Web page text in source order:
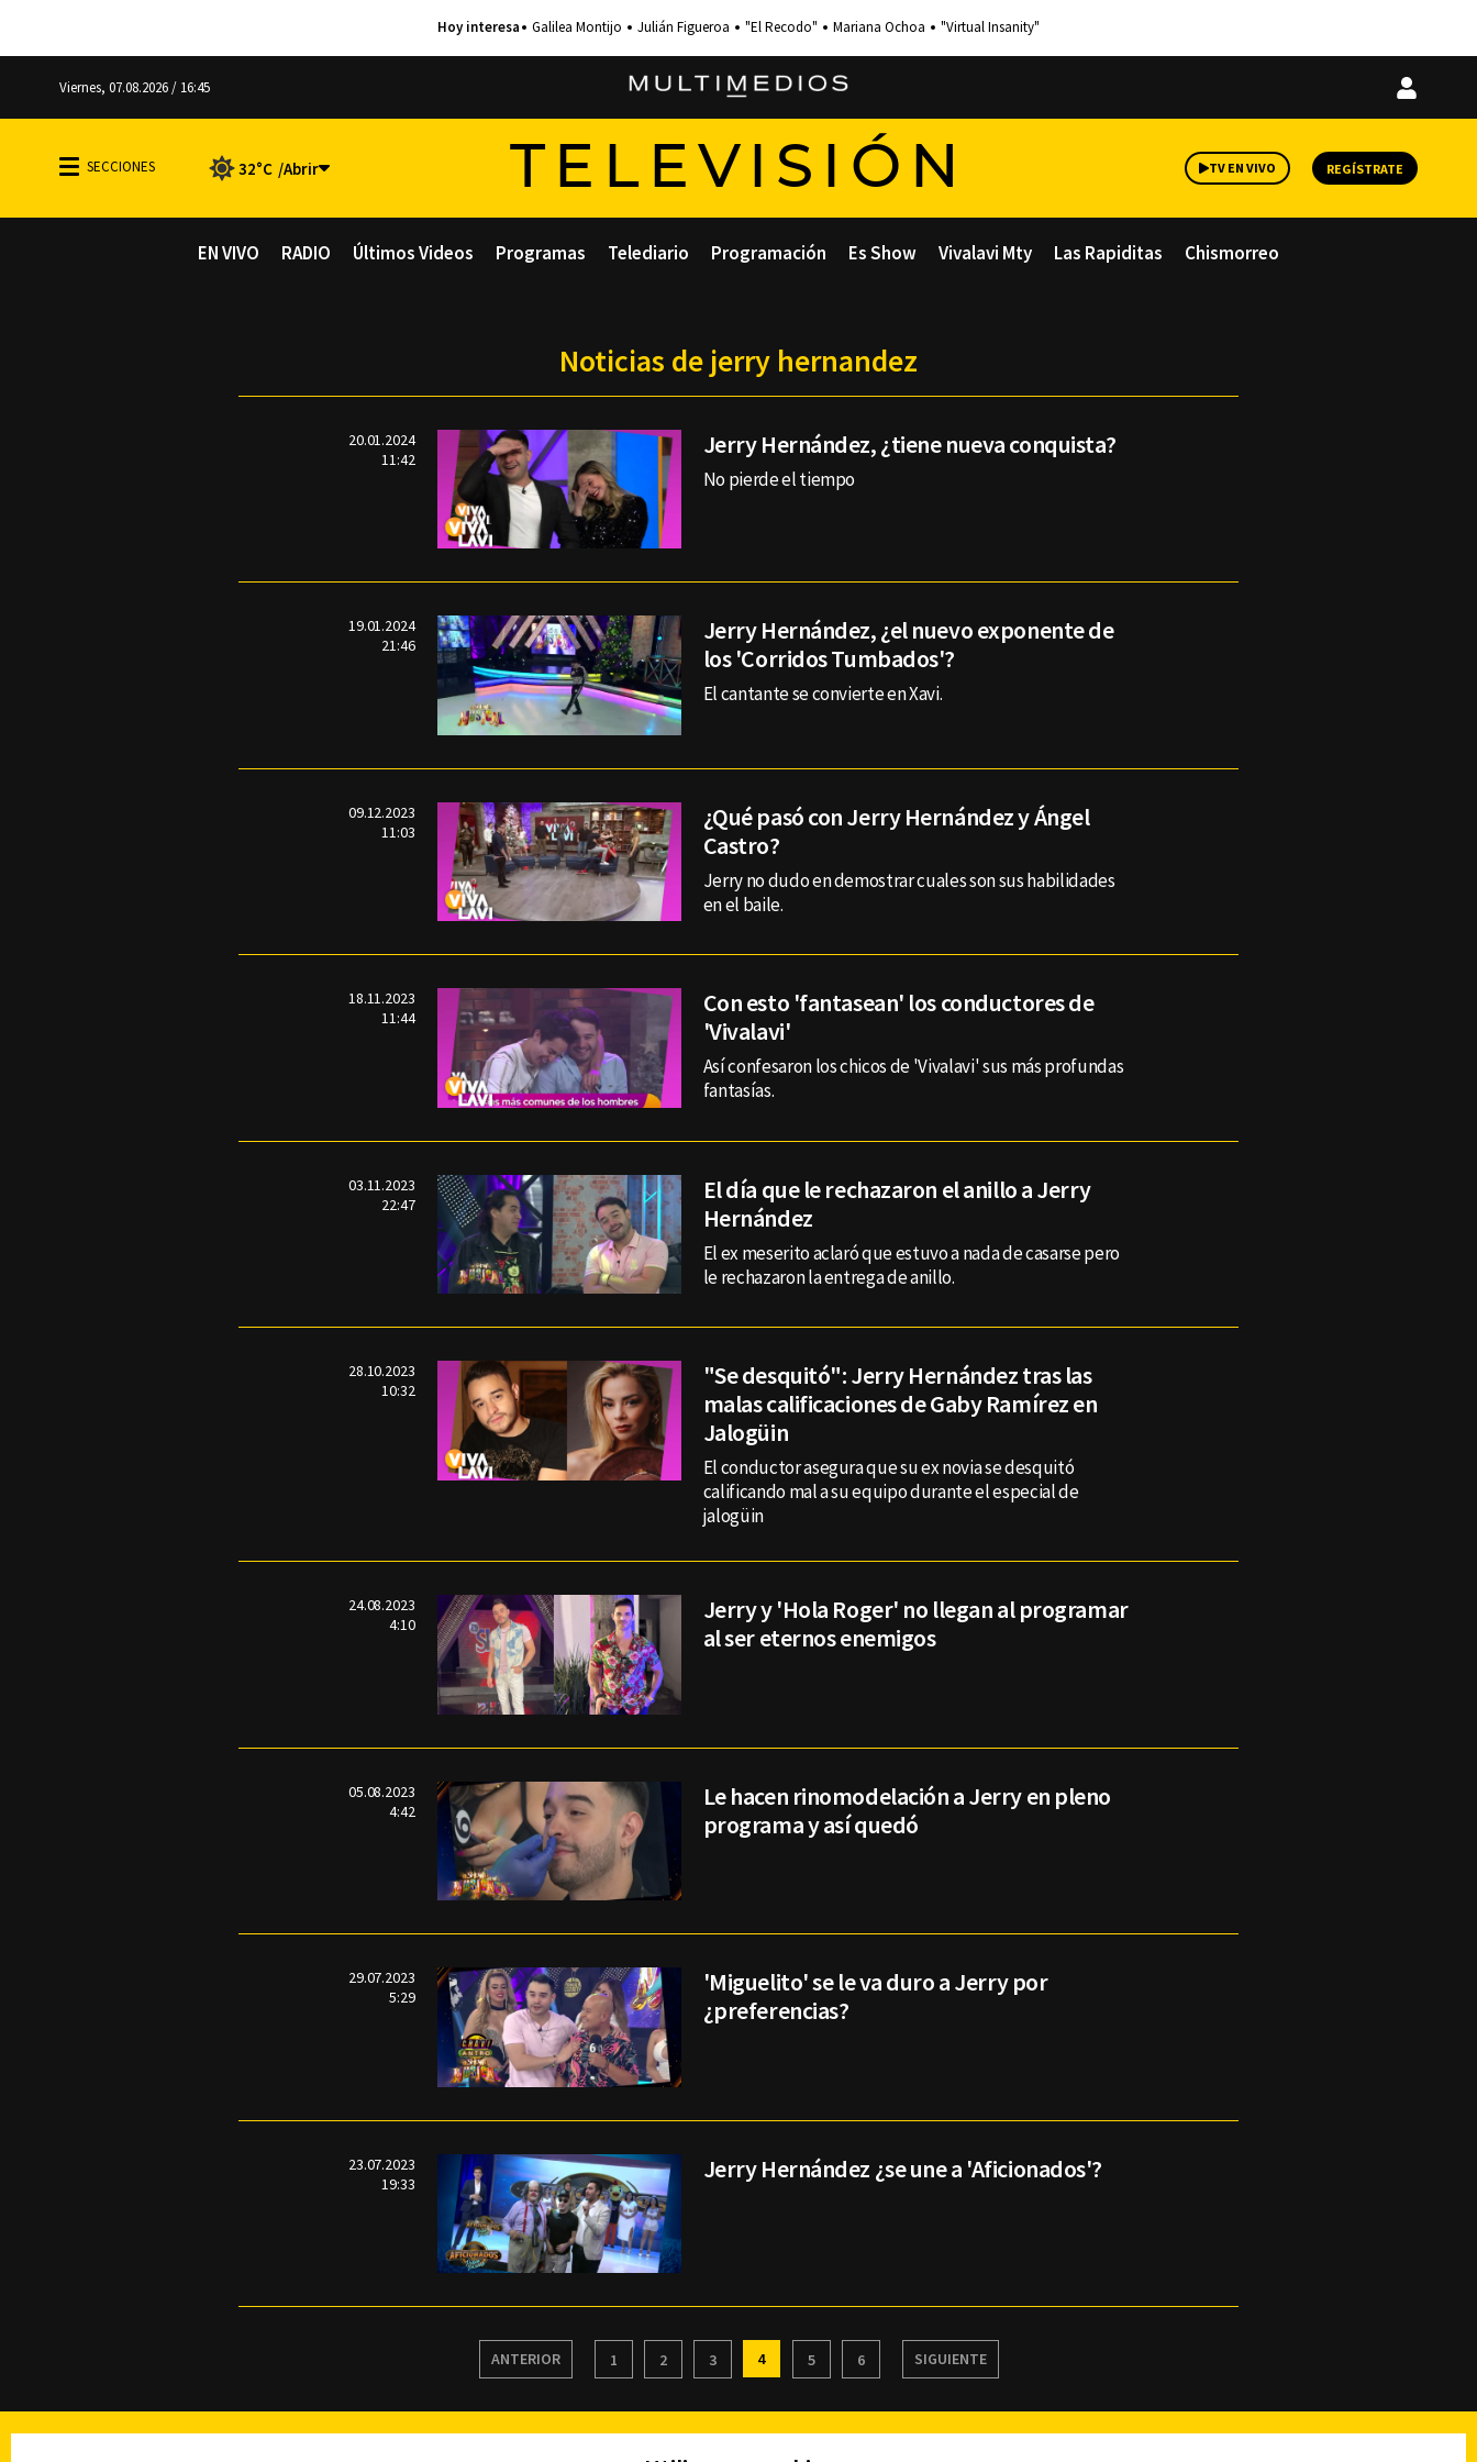
Galilea Montijo Julián Figueroa "El Recodo" Mariana Ochoa "Virtual Insanity"
Viernes, 07.08.2026 / 16:45
Iniciar
32°C TELEVISIÓN TV EN VIVO REGÍSTRATE
EN VIVO RADIO Últimos Videos Programas Telediario Programación Es Show Vivalavi Mty Las Rapiditas Chismorreo
Noticias de jerry hernandez
20.01.2024
11:42
Jerry Hernández, ¿tiene nueva conquista?
No pierde el tiempo
19.01.2024
21:46
Jerry Hernández, ¿el nuevo exponente de
los 'Corridos Tumbados'?
El cantante se convierte en Xavi.
09.12.2023
11:03
¿Qué pasó con Jerry Hernández y Ángel
Castro?
Jerry no dudo en demostrar cuales son sus habilidades
en el baile.
18.11.2023
11:44
Con esto 'fantasean' los conductores de
'Vivalavi'
Así confesaron los chicos de 'Vivalavi' sus más profundas
fantasías.
03.11.2023
22:47
El día que le rechazaron el anillo a Jerry
Hernández
El ex meserito aclaró que estuvo a nada de casarse pero
le rechazaron la entrega de anillo.
28.10.2023
10:32
"Se desquitó": Jerry Hernández tras las
malas calificaciones de Gaby Ramírez en
Jalogüin
El conductor asegura que su ex novia se desquitó
calificando mal a su equipo durante el especial de
jalogüin
24.08.2023
4:10
Jerry y 'Hola Roger' no llegan al programar
al ser eternos enemigos
05.08.2023
4:42
Le hacen rinomodelación a Jerry en pleno
programa y así quedó
29.07.2023
5:29
'Miguelito' se le va duro a Jerry por
¿preferencias?
23.07.2023
19:33
Jerry Hernández ¿se une a 'Aficionados'?
ANTERIOR 1 2 3 4 5 6 SIGUIENTE